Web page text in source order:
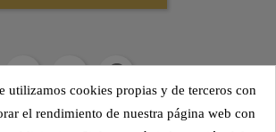
utilizamos cookies propias y de terceros con
el rendimiento de nuestra página web con